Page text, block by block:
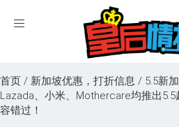
Toggle
首页 / 新加坡优惠，打折信息 / 5.5新
Lazada、小米、Mothercare均推出
容错过！